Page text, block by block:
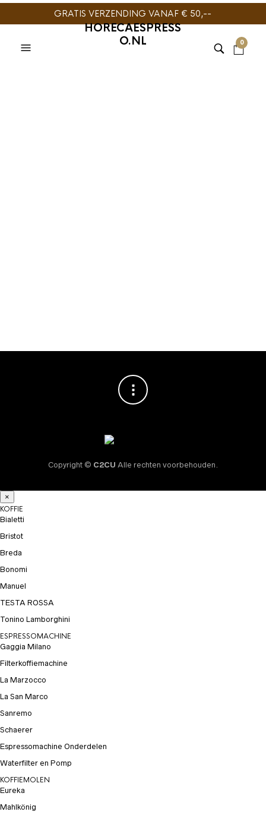
GRATIS VERZENDING VANAF € 50,--
HORECAESPRESS
O.NL
0
Copyright © C2CU Alle rechten voorbehouden.
×
KOFFIE
Bialetti
Bristot
Breda
Bonomi
Manuel
TESTA ROSSA
Tonino Lamborghini
ESPRESSOMACHINE
Gaggia Milano
Filterkoffiemachine
La Marzocco
La San Marco
Sanremo
Schaerer
Espressomachine Onderdelen
Waterfilter en Pomp
KOFFIEMOLEN
Eureka
Mahlkönig